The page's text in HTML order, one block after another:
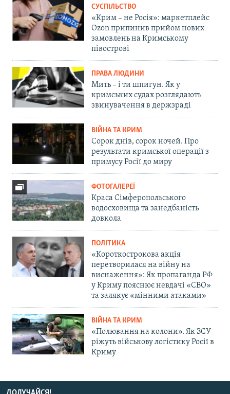
СУСПІЛЬСТВО
«Крим – не Росія»: маркетплейс
Ozon припинив прийом нових
замовлень на Кримському
півострові
ПРАВА ЛЮДИНИ
Мить – і ти шпигун. Як у
кримських судах розглядають
звинувачення в держзраді
ВІЙНА ТА КРИМ
Сорок днів, сорок ночей. Про
результати кримської операції з
примусу Росії до миру
ФОТОГАЛЕРЕЇ
Краса Сімферопольського
водосховища та занедбаність
довкола
ПОЛІТИКА
«Короткострокова акція
перетворилася на війну на
виснаження»: Як пропаганда РФ
у Криму пояснює невдачі «СВО»
та залякує «мінними атаками»
ВІЙНА ТА КРИМ
«Полювання на колони». Як ЗСУ
ріжуть військову логістику Росії в
Криму